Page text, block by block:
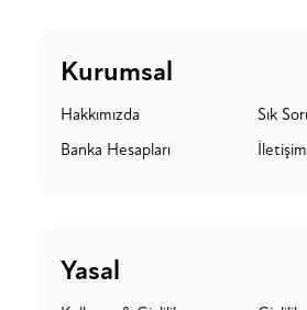
Kurumsal
Hakkımızda
Sık
Banka Hesapları
İletişim
Yasal